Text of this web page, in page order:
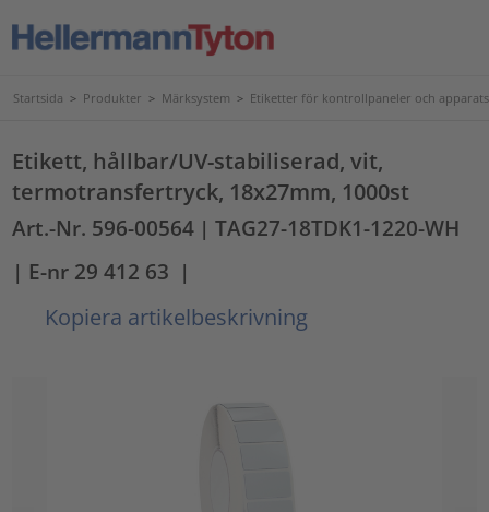
Startsida > Produkter > Märksystem > Etiketter för kontrollpaneler och
Etikett, hållbar/UV-stabiliserad, vit,
termotransfertryck, 18x27mm, 1000st
Art.-Nr. 596-00564 | TAG27-18TDK1-1220-WH
| E-nr 29 412 63 |
Kopiera artikelbeskrivning